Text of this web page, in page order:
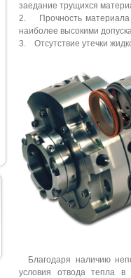
заедание трущихся
2. Прочность материала
наиболее высокими
3. Отсутствие утечки
Благодаря наличию
условия отвода тепла в